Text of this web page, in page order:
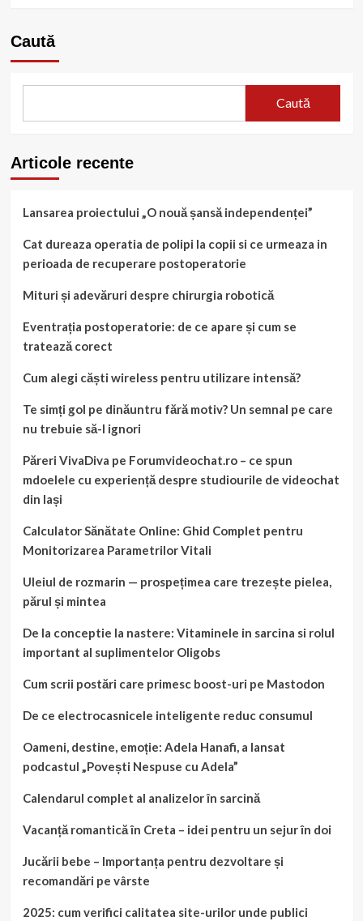
Caută
Caută
Articole recente
Lansarea proiectului „O nouă șansă independenței”
Cat dureaza operatia de polipi la copii si ce urmeaza in
perioada de recuperare postoperatorie
Mituri și adevăruri despre chirurgia robotică
Eventrația postoperatorie: de ce apare și cum se
tratează corect
Cum alegi căști wireless pentru utilizare intensă?
Te simți gol pe dinăuntru fără motiv? Un semnal pe care
nu trebuie să-l ignori
Păreri VivaDiva pe Forumvideochat.ro – ce spun
mdoelele cu experiență despre studiourile de videochat
din Iași
Calculator Sănătate Online: Ghid Complet pentru
Monitorizarea Parametrilor Vitali
Uleiul de rozmarin — prospețimea care trezește pielea,
părul și mintea
De la conceptie la nastere: Vitaminele in sarcina si rolul
important al suplimentelor Oligobs
Cum scrii postări care primesc boost-uri pe Mastodon
De ce electrocasnicele inteligente reduc consumul
Oameni, destine, emoție: Adela Hanafi, a lansat
podcastul „Povești Nespuse cu Adela”
Calendarul complet al analizelor în sarcină
Vacanță romantică în Creta – idei pentru un sejur în doi
Jucării bebe – Importanța pentru dezvoltare și
recomandări pe vârste
2025: cum verifici calitatea site-urilor unde publici